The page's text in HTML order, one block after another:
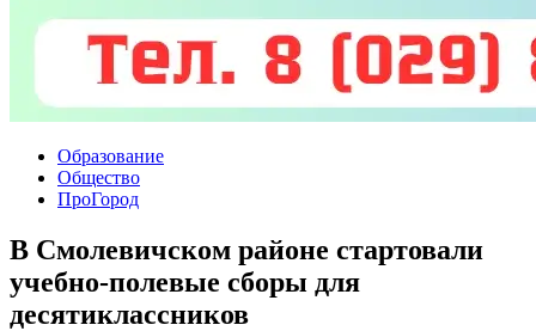
Образование
Общество
ПроГород
В Смолевичском районе стартовали
учебно-полевые сборы для
десятиклассников